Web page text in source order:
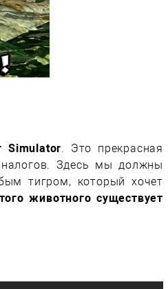
Simulator. Это прекрасная
Здесь мы должны
тигром, который хочет
животного существует